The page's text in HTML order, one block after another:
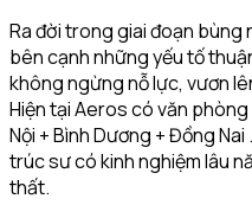
Ra đời trong giai đoạn bùng
bên cạnh những yếu tố
không ngừng nỗ lực, vươn
Hiện tại Aeros có văn phòng
Nội + Bình Dương + Đồng
trúc sư có kinh nghiệm lâu
thất.